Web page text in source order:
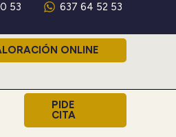
53 637 64 52 53
ONLINE
PIDE
CITA